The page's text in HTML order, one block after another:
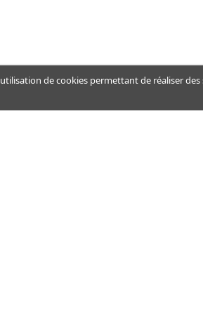
de cookies permettant de réaliser